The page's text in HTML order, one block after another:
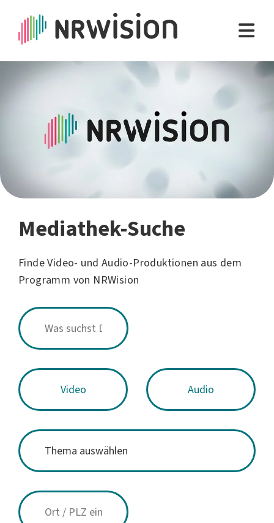
Mediathek-Suche
Finde Video- und Audio-Produktionen aus dem
Programm von NRWision
Video Audio